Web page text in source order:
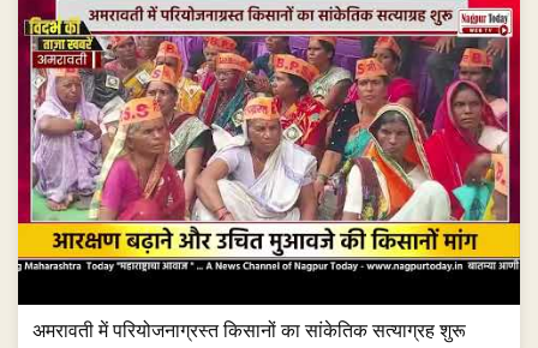
अमरावती में परियोजनाग्रस्त किसानों का सांकेतिक सत्याग्रह शुरू